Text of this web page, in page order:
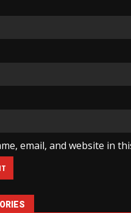
email, and website in